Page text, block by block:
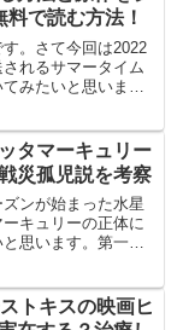
で読む方法！
。さて今回は2022
れるサマータイム
みたいと思いま
ったのでアニメ化
です...
タマーキュリー
災孤児説を考察
ンが始まった水星
キュリーの正体に
思います。第一シ
ュリーはエリクト
た別人...
トキスの映画ヒ